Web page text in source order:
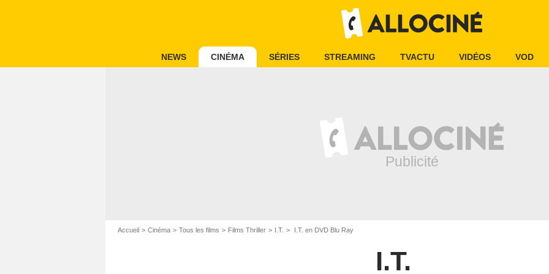
NEWS CINÉMA SÉRIES STREAMING TVACTU VIDÉOS VOD
Accueil Cinéma Tous les films Films Thriller I.T. I.T. en DVD Blu Ray
I.T.